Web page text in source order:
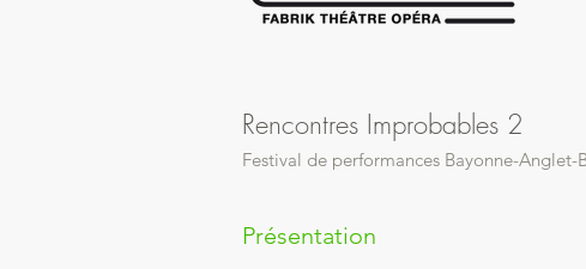
Rencontres Improbables 2
Festival de performances Bayonne-Anglet-
Présentation